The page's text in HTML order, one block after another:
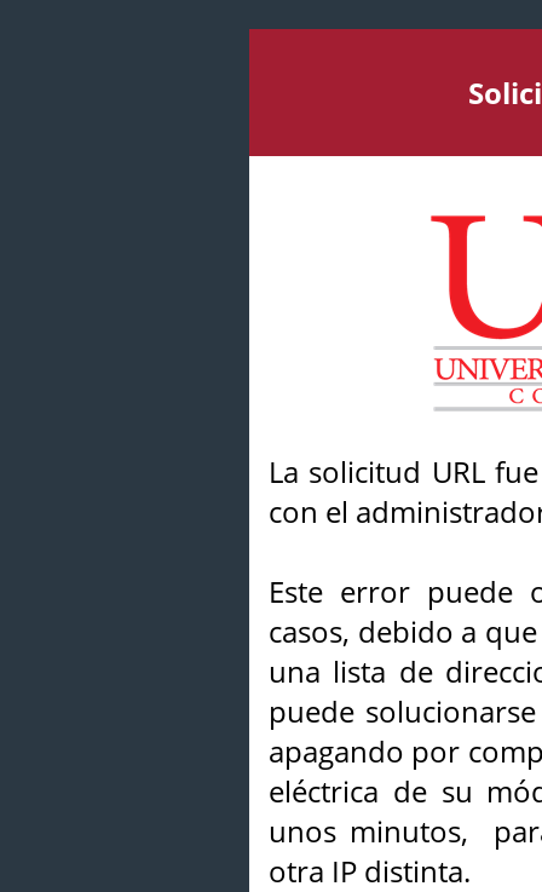
La solicitud URL
con el
Este error puede
casos, debido a
una lista de
puede
apagando por
eléctrica de su
unos minutos,
otra IP distinta.